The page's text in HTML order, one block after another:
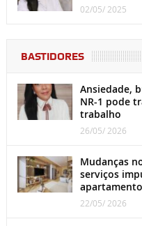
02/05/ 2025
BASTIDORES
Ansiedade,
NR-1 pode
trabalho
26/05/ 2026
Mudanças
serviços
22/05/ 2026